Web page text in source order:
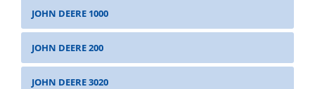
JOHN DEERE 1000
JOHN DEERE 200
JOHN DEERE 3020